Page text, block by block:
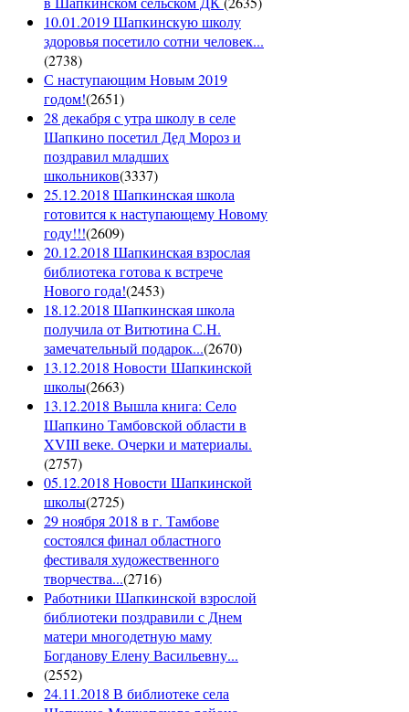
10.01.2019 Шапкинскую школу
здоровья посетило сотни человек...
(2738)
С наступающим Новым 2019
годом!(2651)
28 декабря с утра школу в селе
Шапкино посетил Дед Мороз и
поздравил младших
школьников(3337)
25.12.2018 Шапкинская школа
готовится к наступающему Новому
году!!!(2609)
20.12.2018 Шапкинская взрослая
библиотека готова к встрече
Нового года!(2453)
18.12.2018 Шапкинская школа
получила от Витютина С.Н.
замечательный подарок...(2670)
13.12.2018 Новости Шапкинской
школы(2663)
13.12.2018 Вышла книга: Село
Шапкино Тамбовской области в
XVIII веке. Очерки и материалы.
(2757)
05.12.2018 Новости Шапкинской
школы(2725)
29 ноября 2018 в г. Тамбове
состоялся финал областного
фестиваля художественного
творчества...(2716)
Работники Шапкинской взрослой
библиотеки поздравили с Днем
матери многодетную маму
Богданову Елену Васильевну...
(2552)
24.11.2018 В библиотеке села